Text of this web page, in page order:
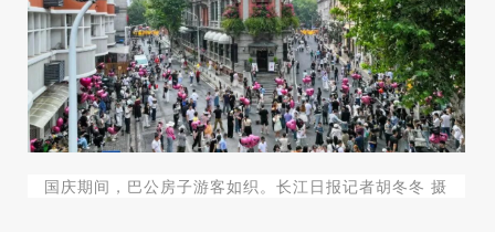
国庆期间，巴公房子游客如织。长江日报记者胡冬冬 摄